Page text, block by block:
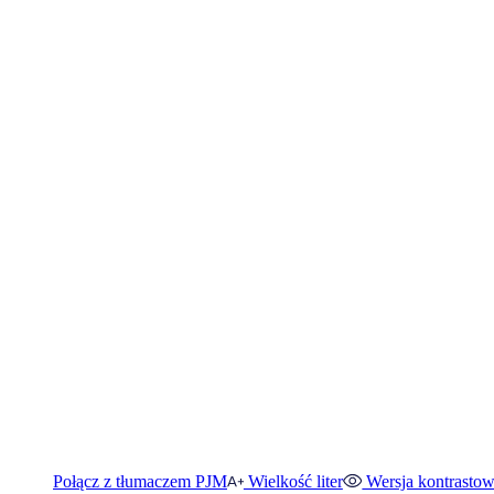
Połącz z tłumaczem PJM Wielkość liter Wersja